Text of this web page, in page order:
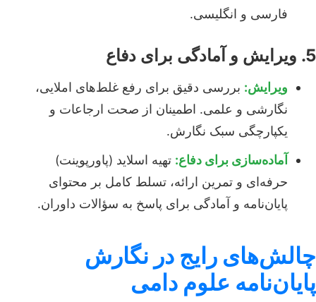
فارسی و انگلیسی.
5. ویرایش و آمادگی برای دفاع
ویرایش: بررسی دقیق برای رفع غلط‌های املایی،
نگارشی و علمی. اطمینان از صحت ارجاعات و
یکپارچگی سبک نگارش.
آماده‌سازی برای دفاع: تهیه اسلاید (پاورپوینت)
حرفه‌ای و تمرین ارائه، تسلط کامل بر محتوای
پایان‌نامه و آمادگی برای پاسخ به سؤالات داوران.
چالش‌های رایج در نگارش
پایان‌نامه علوم دامی